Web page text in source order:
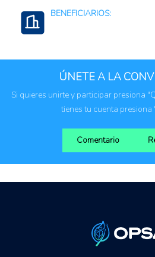
BENEFICIARIOS:
Cadena de valor
Comunidades indígenas
Comunidades rurales
ÚNETE A LA
Si quieres unirte y participar presiona
tienes tu cuenta presiona
Comentario